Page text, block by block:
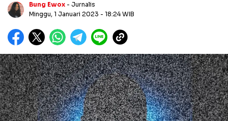
Bung Ewox - Jurnalis
Minggu, 1 Januari 2023 - 18:24 WIB